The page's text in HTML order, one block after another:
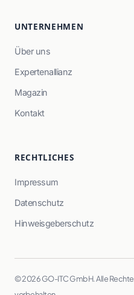
UNTERNEHMEN
Über uns
Expertenallianz
Magazin
Kontakt
RECHTLICHES
Impressum
Datenschutz
Hinweisgeberschutz
© 2026 GO-ITC GmbH. Alle Rechte